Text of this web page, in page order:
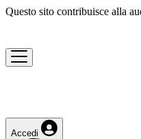
Questo sito contribuisce alla
Accedi